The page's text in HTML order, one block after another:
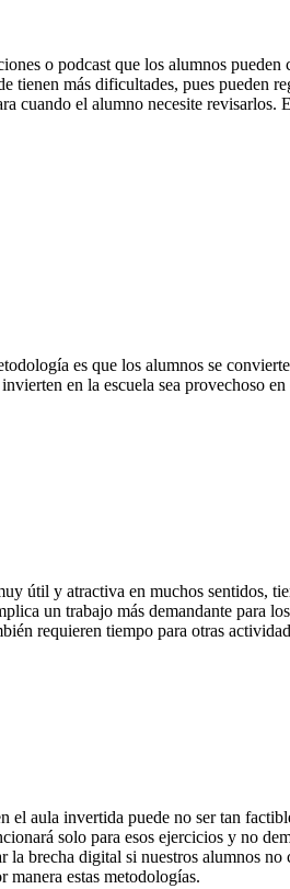
o podcast que los alumnos
tienen más dificultades, pues pueden
cuando el alumno necesite
es que los alumnos se
en la escuela sea provechoso
útil y atractiva en muchos sentidos,
un trabajo más demandante para
requieren tiempo para otras
el aula invertida puede no ser tan
solo para esos ejercicios y no
la brecha digital si nuestros alumnos
estas metodologías.